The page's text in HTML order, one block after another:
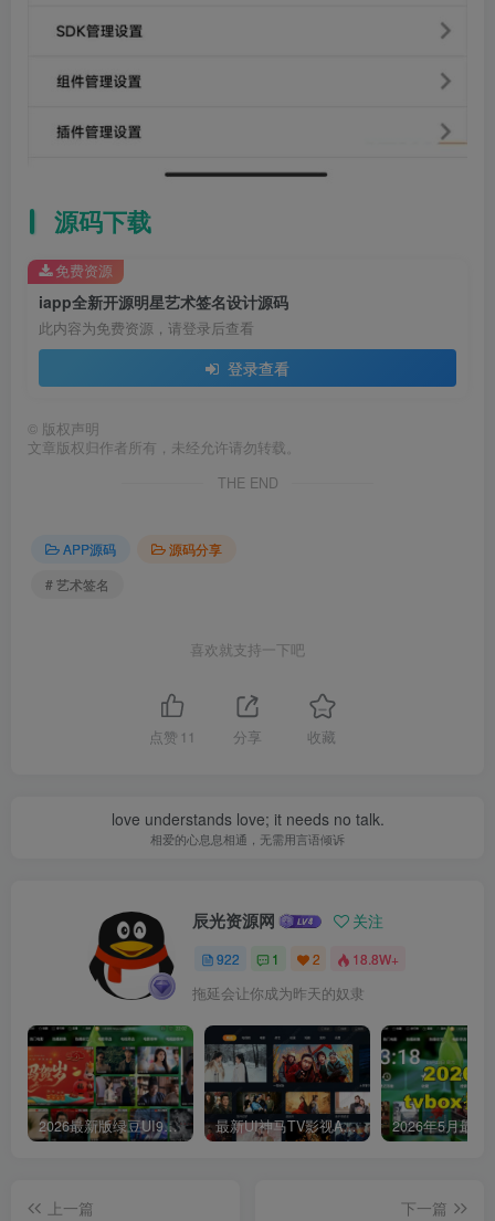
源码下载
iapp全新开源明星艺术签名设计源码
此内容为免费资源，请登录后查看
登录查看
免费资源
© 版权声明
文章版权归作者所有，未经允许请勿转载。
THE END
APP源码
源码分享
# 艺术签名
喜欢就支持一下吧
点赞 11 分享 收藏
love understands love; it needs no talk.
相爱的心息息相通，无需用言语倾诉
辰光资源网 关注
922 1 2 18.8W+
拖延会让你成为昨天的奴隶
2026最新版绿豆UI9双端影视APP源码 最新UI神马TV影视APP源码 乐檬影视苹果CMS后台 包含前后端源码
上一篇
下一篇